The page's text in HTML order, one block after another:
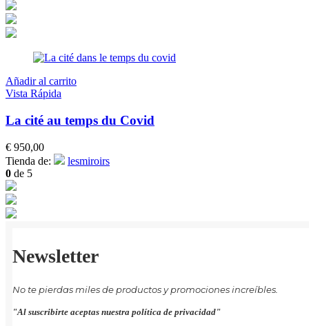
Añadir al carrito
Vista Rápida
La cité au temps du Covid
€ 950,00
Tienda de:
lesmiroirs
0 de 5
Newsletter
No te pierdas miles de productos y promociones increíbles.
"Al suscribirte aceptas nuestra política de privacidad"